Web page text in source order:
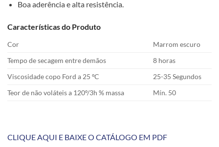
Boa aderência e alta resistência.
Características do Produto
Cor
Marrom escuro
Tempo de secagem entre demãos
8 horas
Viscosidade copo Ford a 25 ºC
25-35 Segundos
Teor de não voláteis a 120º/3h % massa
Mín. 50
CLIQUE AQUI E BAIXE O CATÁLOGO EM PDF